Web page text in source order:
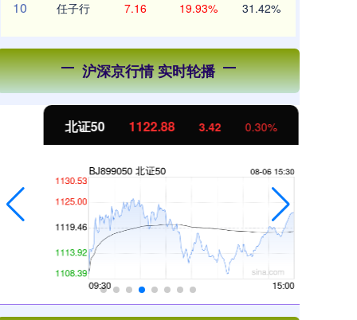
10 任子行 7.16 19.93% 31.42%
沪深京行情 实时轮播
北证50 1122.88 0.30%